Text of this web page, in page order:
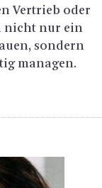
Ver­trieb oder
nicht nur ein
son­dern
ma­na­gen.